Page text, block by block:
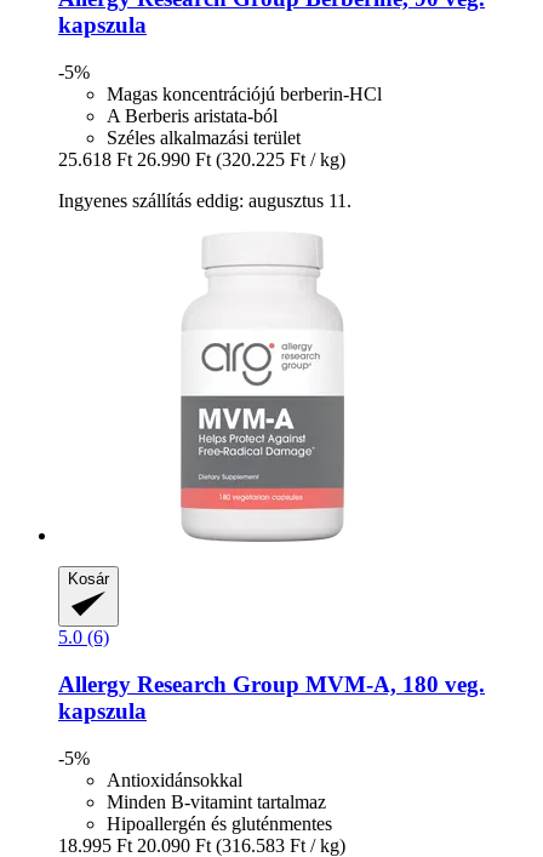
kapszula
-5%
Magas koncentrációjú berberin-HCl
A Berberis aristata-ból
Széles alkalmazási terület
25.618 Ft 26.990 Ft (320.225 Ft / kg)
Ingyenes szállítás eddig: augusztus 11.
Kosár
5.0 (6)
Allergy Research Group MVM-​A, 180 veg.
kapszula
-5%
Antioxidánsokkal
Minden B-vitamint tartalmaz
Hipoallergén és gluténmentes
18.995 Ft 20.090 Ft (316.583 Ft / kg)